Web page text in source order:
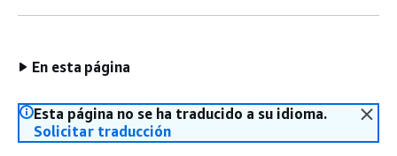
En esta página
Esta página no se ha traducido a su idioma.
Solicitar traducción